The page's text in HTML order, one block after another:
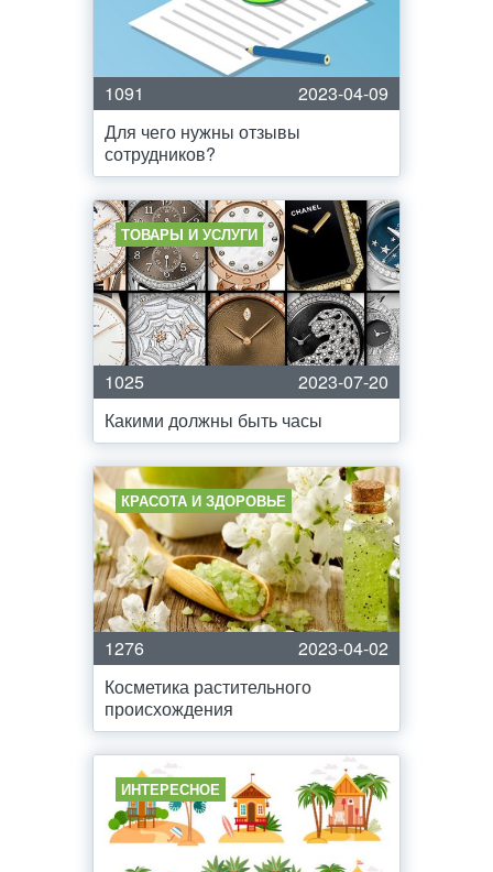
1091
2023-04-09
Для чего нужны отзывы
сотрудников?
ТОВАРЫ И УСЛУГИ
1025
2023-07-20
Какими должны быть часы
КРАСОТА И ЗДОРОВЬЕ
1276
2023-04-02
Косметика растительного
происхождения
ИНТЕРЕСНОЕ